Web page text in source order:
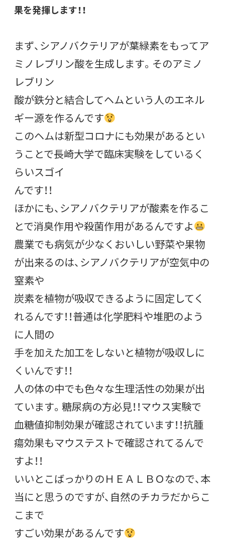
果を発揮します！！
まず、シアノバクテリアが葉緑素をもってア
ミノレブリン酸を生成します。そのアミノ
レブリン
酸が鉄分と結合してヘムという人のエネル
ギー源を作るんです
このヘムは新型コロナにも効果があるとい
うことで長崎大学で臨床実験をしているく
らいスゴイ
んです！！
ほかにも、シアノバクテリアが酸素を作るこ
とで消臭作用や殺菌作用があるんですよ
農業でも病気が少なくおいしい野菜や果物
が出来るのは、シアノバクテリアが空気中の
窒素や
炭素を植物が吸収できるように固定してく
れるんです！！普通は化学肥料や堆肥のよう
に人間の
手を加えた加工をしないと植物が吸収しに
くいんです！！
人の体の中でも色々な生理活性の効果が出
ています。糖尿病の方必見！！マウス実験で
血糖値抑制効果が確認されています！！抗腫
瘍効果もマウステストで確認されてるんで
すよ！！
いいとこばっかりのＨＥＡＬＢＯなので、本
当にと思うのですが、自然のチカラだからこ
こまで
すごい効果があるんです